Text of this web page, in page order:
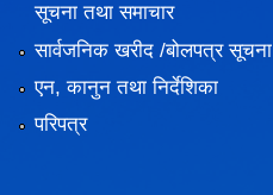
सूचना तथा समाचार
सार्वजनिक खरीद /बोलपत्र सूचना
एन, कानुन तथा निर्देशिका
परिपत्र